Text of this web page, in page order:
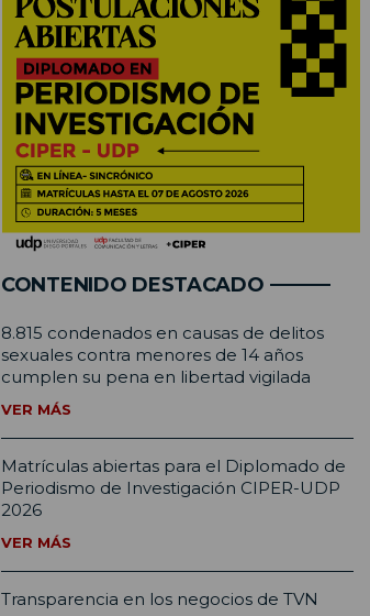
CONTENIDO DESTACADO
8.815 condenados en causas de delitos
sexuales contra menores de 14 años
cumplen su pena en libertad vigilada
VER MÁS
Matrículas abiertas para el Diplomado de
Periodismo de Investigación CIPER-UDP
2026
VER MÁS
Transparencia en los negocios de TVN